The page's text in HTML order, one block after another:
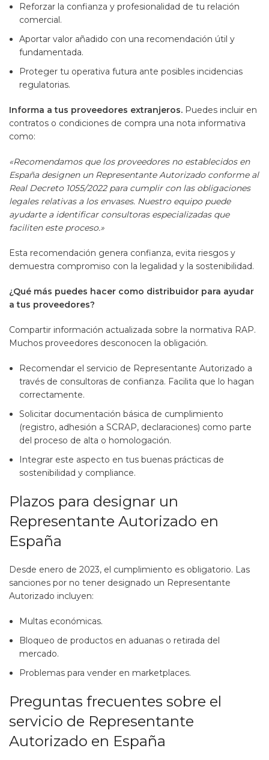
Reforzar la confianza y profesionalidad de tu relación
comercial.
Aportar valor añadido con una recomendación útil y
fundamentada.
Proteger tu operativa futura ante posibles incidencias
regulatorias.
Informa a tus proveedores extranjeros. Puedes incluir en
contratos o condiciones de compra una nota informativa
como:
«Recomendamos que los proveedores no establecidos en
España designen un Representante Autorizado conforme al
Real Decreto 1055/2022 para cumplir con las obligaciones
legales relativas a los envases. Nuestro equipo puede
ayudarte a identificar consultoras especializadas que
faciliten este proceso.»
Esta recomendación genera confianza, evita riesgos y
demuestra compromiso con la legalidad y la sostenibilidad.
¿Qué más puedes hacer como distribuidor para ayudar
a tus proveedores?
Compartir información actualizada sobre la normativa RAP.
Muchos proveedores desconocen la obligación.
Recomendar el servicio de Representante Autorizado a
través de consultoras de confianza. Facilita que lo hagan
correctamente.
Solicitar documentación básica de cumplimiento
(registro, adhesión a SCRAP, declaraciones) como parte
del proceso de alta o homologación.
Integrar este aspecto en tus buenas prácticas de
sostenibilidad y compliance.
Plazos para designar un
Representante Autorizado en
España
Desde enero de 2023, el cumplimiento es obligatorio. Las
sanciones por no tener designado un Representante
Autorizado incluyen:
Multas económicas.
Bloqueo de productos en aduanas o retirada del
mercado.
Problemas para vender en marketplaces.
Preguntas frecuentes sobre el
servicio de Representante
Autorizado en España